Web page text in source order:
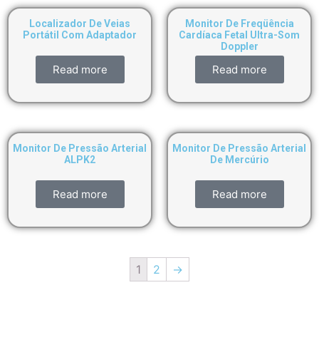
Localizador De Veias
Portátil Com Adaptador
Read more
Monitor De Freqüência
Cardíaca Fetal Ultra-Som
Doppler
Read more
Monitor De Pressão Arterial
ALPK2
Read more
Monitor De Pressão Arterial
De Mercúrio
Read more
1 2 →